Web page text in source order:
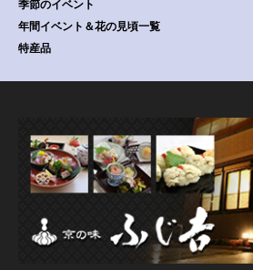
季節のイベント
年間イベント＆花の見頃一覧
特産品